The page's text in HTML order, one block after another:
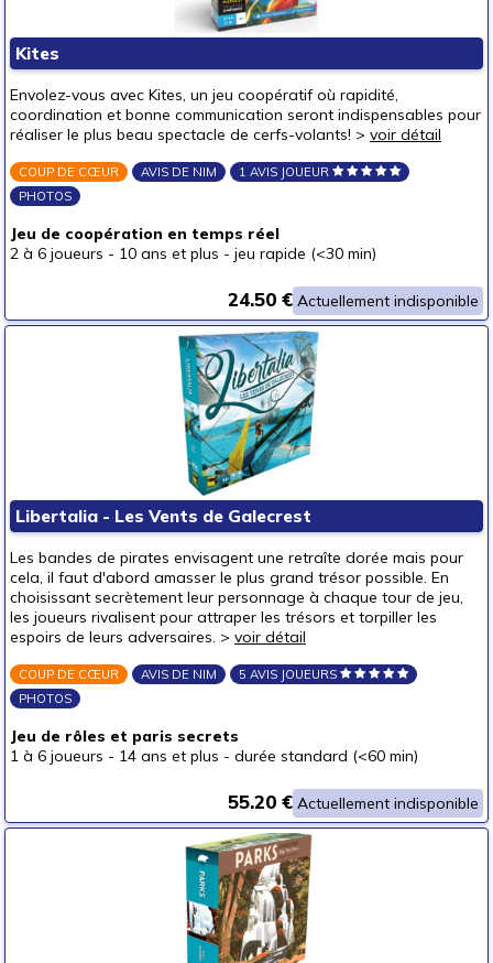
Kites
Envolez-vous avec Kites, un jeu coopératif où rapidité,
coordination et bonne communication seront indispensables pour
réaliser le plus beau spectacle de cerfs-volants! > voir détail
COUP DE CŒUR AVIS DE NIM
1 AVIS JOUEUR
PHOTOS
Jeu de coopération en temps réel
2 à 6 joueurs - 10 ans et plus - jeu rapide (<30 min)
Actuellement indisponible
24.50 €
Libertalia - Les Vents de Galecrest
Les bandes de pirates envisagent une retraîte dorée mais pour
cela, il faut d'abord amasser le plus grand trésor possible. En
choisissant secrètement leur personnage à chaque tour de jeu,
les joueurs rivalisent pour attraper les trésors et torpiller les
espoirs de leurs adversaires. > voir détail
COUP DE CŒUR AVIS DE NIM
5 AVIS JOUEURS
PHOTOS
Jeu de rôles et paris secrets
1 à 6 joueurs - 14 ans et plus - durée standard (<60 min)
Actuellement indisponible
55.20 €